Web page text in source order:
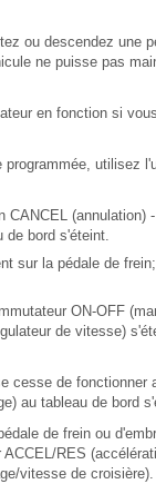
ou descendez une
ne puisse pas
en fonction si
programmée, utilisez
CANCEL (annulation)
de bord s'éteint.
sur la pédale de
ON-OFF
de vitesse)
cesse de fonctionner
au tableau de bord
de frein ou
RES
vitesse de croisière).